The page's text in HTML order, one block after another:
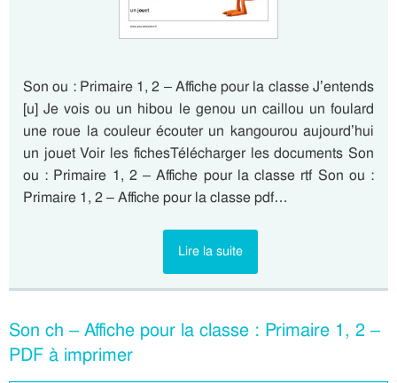
Son ou : Primaire 1, 2 – Affiche pour la classe J’entends
[u] Je vois ou un hibou le genou un caillou un foulard
une roue la couleur écouter un kangourou aujourd’hui
un jouet Voir les fichesTélécharger les documents Son
ou : Primaire 1, 2 – Affiche pour la classe rtf Son ou :
Primaire 1, 2 – Affiche pour la classe pdf…
Lire la suite
Son ch – Affiche pour la classe : Primaire 1, 2 –
PDF à imprimer